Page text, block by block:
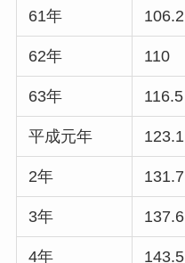
61年 106.2
62年 110
63年 116.5
平成元年 123.1
2年 131.7
3年 137.6
4年 143.5